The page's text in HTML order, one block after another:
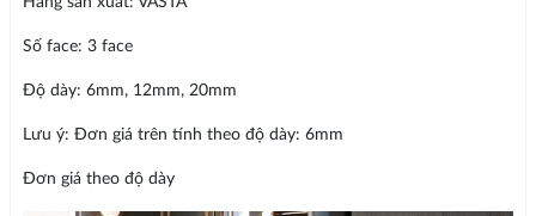
Số face: 3 face
Độ dày: 6mm, 12mm, 20mm
Lưu ý: Đơn giá trên tính theo độ dày: 6mm
Đơn giá theo độ dày